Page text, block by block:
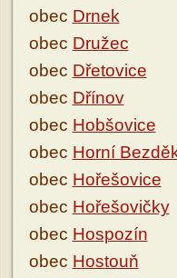
obec Drnek
obec Družec
obec Dřetovice
obec Dřínov
obec Hobšovice
obec Horní
obec Hořešovice
obec Hořešovičky
obec Hospozín
obec Hostouň